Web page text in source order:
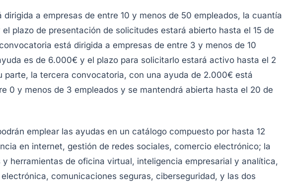
a empresas de entre 10 y menos de 50 empleados, la cuantía
plazo de presentación de solicitudes estará abierto hasta el 15 de
está dirigida a empresas de entre 3 y menos de 10
es de 6.000€ y el plazo para solicitarlo estará activo hasta el 2
parte, la tercera convocatoria, con una ayuda de 2.000€ está
0 y menos de 3 empleados y se mantendrá abierta hasta el 20 de
emplear las ayudas en un catálogo compuesto por hasta 12
en internet, gestión de redes sociales, comercio electrónico; la
herramientas de oficina virtual, inteligencia empresarial y analítica,
comunicaciones seguras, ciberseguridad, y las dos